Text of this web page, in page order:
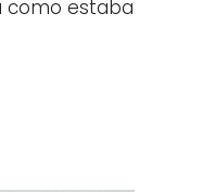
como estaba